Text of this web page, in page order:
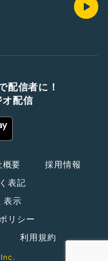
配信者に！
オ配信
概要
採用情報
表記
表示
リシー
利用規約